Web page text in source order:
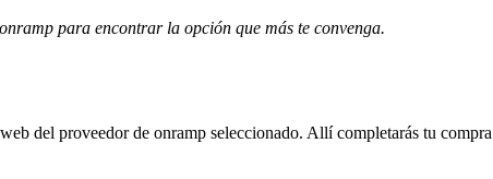
para encontrar la opción que más te convenga.
del proveedor de onramp seleccionado. Allí completarás tu